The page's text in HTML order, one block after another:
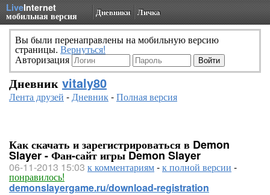
LiveInternet
мобильная версия Дневники Личка
Вы были перенаправлены на мобильную версию
страницы. Вернуться!
Авторизация
Дневник vitaly80
Лента друзей -Дневник-Полная версия
Как скачать и зарегистрироваться в Demon
Slayer - Фан-сайт игры Demon Slayer
06-11-2013 15:03 к комментариям-к полной версии -
понравилось!
demonslayergame.ru/download-registration